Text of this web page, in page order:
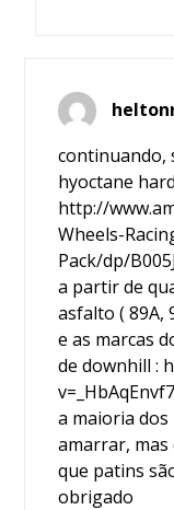
continuando,
hyoctane
http://
Wheels-
Pack/dp/
a partir de
asfalto ( 89A,
e as marcas
de downhill :
a maioria dos
amarrar, mas
que patins
obrigado